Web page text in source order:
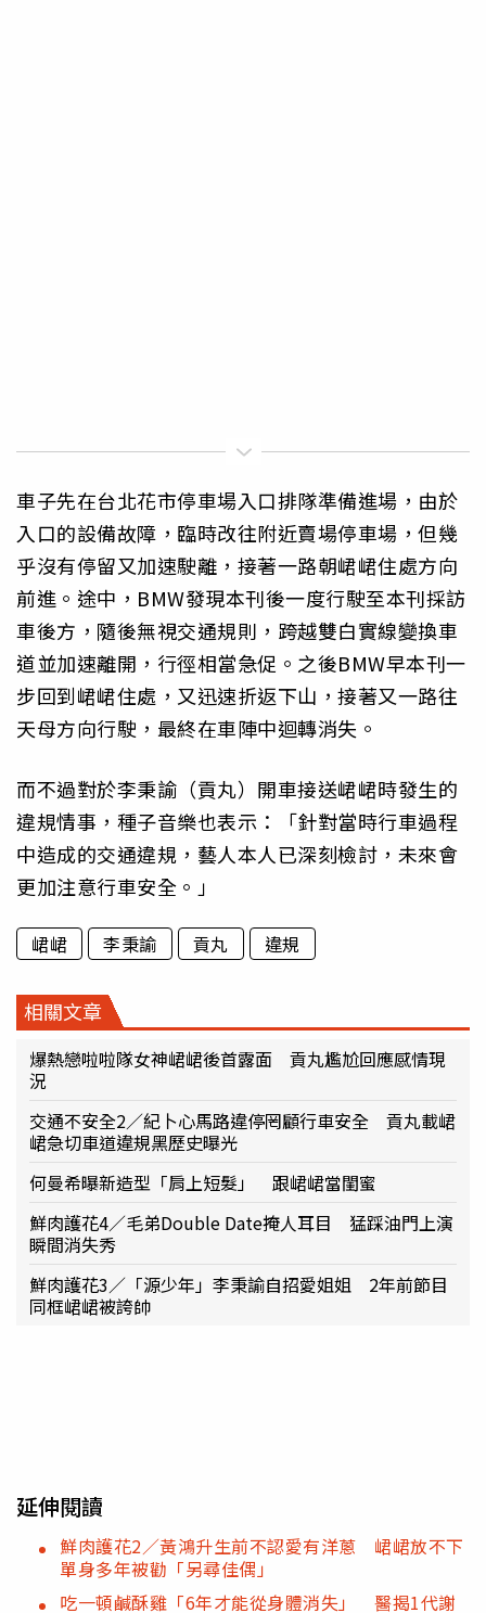
車子先在台北花市停車場入口排隊準備進場，由於
入口的設備故障，臨時改往附近賣場停車場，但幾
乎沒有停留又加速駛離，接著一路朝峮峮住處方向
前進。途中，BMW發現本刊後一度行駛至本刊採訪
車後方，隨後無視交通規則，跨越雙白實線變換車
道並加速離開，行徑相當急促。之後BMW早本刊一
步回到峮峮住處，又迅速折返下山，接著又一路往
天母方向行駛，最終在車陣中迴轉消失。
而不過對於李秉諭（貢丸）開車接送峮峮時發生的
違規情事，種子音樂也表示：「針對當時行車過程
中造成的交通違規，藝人本人已深刻檢討，未來會
更加注意行車安全。」
峮峮 李秉諭 貢丸 違規
相關文章
爆熱戀啦啦隊女神峮峮後首露面 貢丸尷尬回應感情現
況
交通不安全2／紀卜心馬路違停罔顧行車安全 貢丸載峮
峮急切車道違規黑歷史曝光
何曼希曝新造型「肩上短髮」 跟峮峮當閨蜜
鮮肉護花4／毛弟Double Date掩人耳目 猛踩油門上演
瞬間消失秀
鮮肉護花3／「源少年」李秉諭自招愛姐姐 2年前節目
同框峮峮被誇帥
延伸閱讀
鮮肉護花2／黃鴻升生前不認愛有洋蔥 峮峮放不下
單身多年被勸「另尋佳偶」
吃一頓鹹酥雞「6年才能從身體消失」 醫揭1代謝